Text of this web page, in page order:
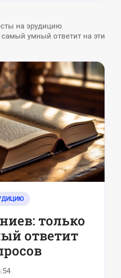
на эрудицию
самый умный ответит на эти
только
ответит